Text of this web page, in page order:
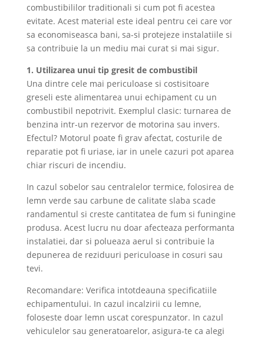
combustibililor traditionali si cum pot fi acestea
evitate. Acest material este ideal pentru cei care vor
sa economiseasca bani, sa-si protejeze instalatiile si
sa contribuie la un mediu mai curat si mai sigur.
1. Utilizarea unui tip gresit de combustibil
Una dintre cele mai periculoase si costisitoare
greseli este alimentarea unui echipament cu un
combustibil nepotrivit. Exemplul clasic: turnarea de
benzina intr-un rezervor de motorina sau invers.
Efectul? Motorul poate fi grav afectat, costurile de
reparatie pot fi uriase, iar in unele cazuri pot aparea
chiar riscuri de incendiu.
In cazul sobelor sau centralelor termice, folosirea de
lemn verde sau carbune de calitate slaba scade
randamentul si creste cantitatea de fum si funingine
produsa. Acest lucru nu doar afecteaza performanta
instalatiei, dar si polueaza aerul si contribuie la
depunerea de reziduuri periculoase in cosuri sau
tevi.
Recomandare: Verifica intotdeauna specificatiile
echipamentului. In cazul incalzirii cu lemne,
foloseste doar lemn uscat corespunzator. In cazul
vehiculelor sau generatoarelor, asigura-te ca alegi